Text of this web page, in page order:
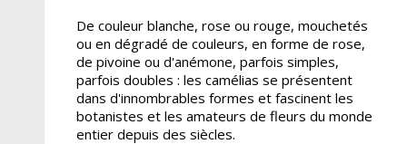
De couleur blanche, rose ou rouge, mouchetés
ou en dégradé de couleurs, en forme de rose,
de pivoine ou d'anémone, parfois simples,
parfois doubles : les camélias se présentent
dans d'innombrables formes et fascinent les
botanistes et les amateurs de fleurs du monde
entier depuis des siècles.